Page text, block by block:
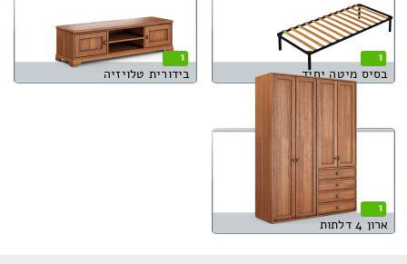
1
בסיס מיטה יחיד
1
בידורית טלויזיה
1
ארון 4 דלתות